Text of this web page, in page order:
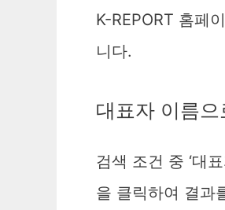
K-REPORT 홈페
니다.
대표자 이름으
검색 조건 중 ‘대
을 클릭하여 결과